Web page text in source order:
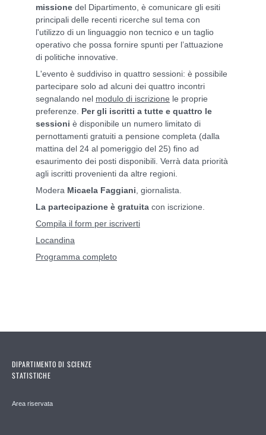
missione del Dipartimento, è comunicare gli esiti
principali delle recenti ricerche sul tema con
l'utilizzo di un linguaggio non tecnico e un taglio
operativo che possa fornire spunti per l’attuazione
di politiche innovative.
L'evento è suddiviso in quattro sessioni: è possibile
partecipare solo ad alcuni dei quattro incontri
segnalando nel modulo di iscrizione le proprie
preferenze. Per gli iscritti a tutte e quattro le
sessioni è disponibile un numero limitato di
pernottamenti gratuiti a pensione completa (dalla
mattina del 24 al pomeriggio del 25) fino ad
esaurimento dei posti disponibili. Verrà data priorità
agli iscritti provenienti da altre regioni.
Modera Micaela Faggiani , giornalista.
La partecipazione è gratuita con iscrizione.
Compila il form per iscriverti
Locandina
Programma completo
DIPARTIMENTO DI SCIENZE
STATISTICHE
Area riservata